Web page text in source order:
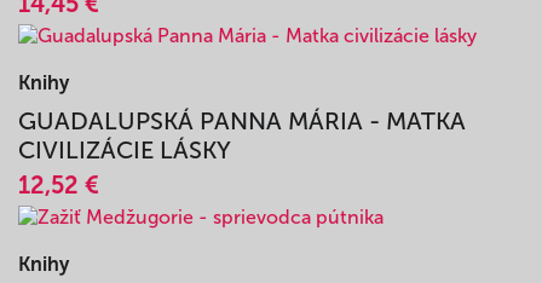
Knihy
365 DNÍ SO SVEDKAMI VIERY
14,45 €
Knihy
GUADALUPSKÁ PANNA MÁRIA - MATKA
CIVILIZÁCIE LÁSKY